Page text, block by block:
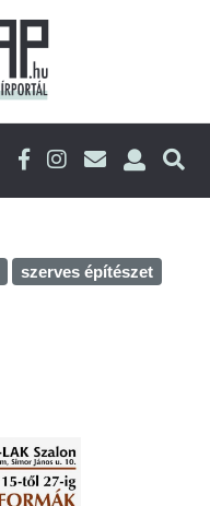
szerves építészet